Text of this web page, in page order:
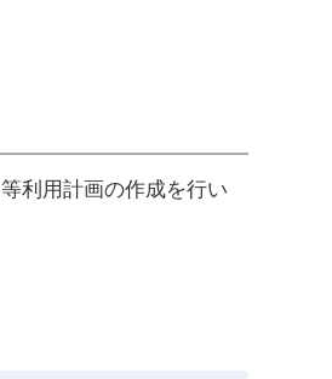
利用計画の作成を行い